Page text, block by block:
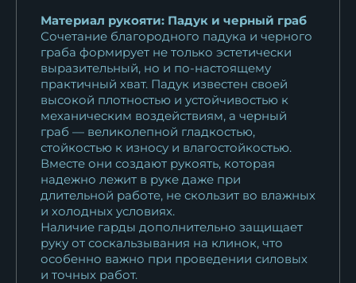
Материал рукояти: Падук и черный граб
Сочетание благородного падука и черного
граба формирует не только эстетически
выразительный, но и по-настоящему
практичный хват. Падук известен своей
высокой плотностью и устойчивостью к
механическим воздействиям, а черный
граб — великолепной гладкостью,
стойкостью к износу и влагостойкостью.
Вместе они создают рукоять, которая
надежно лежит в руке даже при
длительной работе, не скользит во влажных
и холодных условиях.
Наличие гарды дополнительно защищает
руку от соскальзывания на клинок, что
особенно важно при проведении силовых
и точных работ.